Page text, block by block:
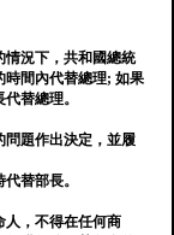
情況下，共和國總統
時間內代替總理; 如果
替總理。
問題作出決定，並履
替部長。
人，不得在任何商